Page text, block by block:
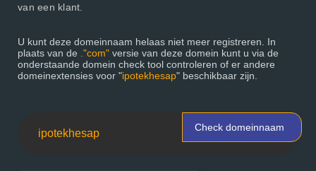
van een klant.
U kunt deze domeinnaam helaas niet meer registreren. In
plaats van de ."com" versie van deze domein kunt u via de
onderstaande domein check tool controleren of er andere
domeinextensies voor "ipotekhesap" beschikbaar zijn.
Check domeinnaam